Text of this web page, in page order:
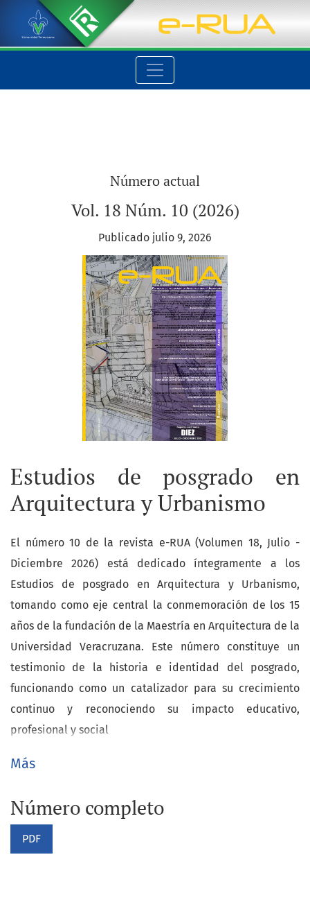
E-RUA
Número actual
Vol. 18 Núm. 10 (2026)
Publicado julio 9, 2026
Estudios de posgrado en
Arquitectura y Urbanismo
El número 10 de la revista e-RUA (Volumen 18, Julio -
Diciembre 2026) está dedicado íntegramente a los
Estudios de posgrado en Arquitectura y Urbanismo,
tomando como eje central la conmemoración de los 15
años de la fundación de la Maestría en Arquitectura de la
Universidad Veracruzana. Este número constituye un
testimonio de la historia e identidad del posgrado,
funcionando como un catalizador para su crecimiento
continuo y reconociendo su impacto educativo,
profesional y social
Más
Número completo
PDF